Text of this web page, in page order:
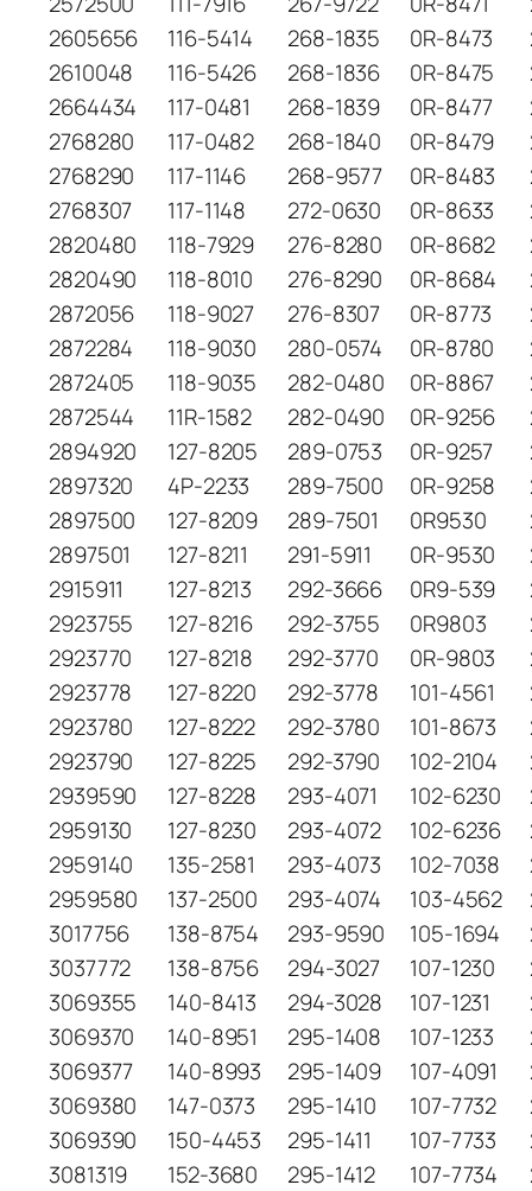
2605656
116-5414 268-1835 0R-8473
2610048
116-5426 268-1836 0R-8475
2664434
117-0481 268-1839 0R-8477
2768280
117-0482 268-1840 0R-8479
2768290
117-1146 268-9577 0R-8483
2768307
117-1148 272-0630 0R-8633
2820480
118-7929 276-8280 0R-8682
2820490
118-8010 276-8290 0R-8684
2872056
118-9027 276-8307 0R-8773
2872284
118-9030 280-0574 0R-8780
2872405
118-9035 282-0480 0R-8867
2872544
11R-1582 282-0490 0R-9256
2894920
127-8205 289-0753 0R-9257
2897320
4P-2233 289-7500 0R-9258
2897500
127-8209 289-7501 0R9530
2897501
127-8211 291-5911 0R-9530
2915911
127-8213 292-3666 0R9-539
2923755
127-8216 292-3755 0R9803
2923770
127-8218 292-3770 0R-9803
2923778
127-8220 292-3778 101-4561
2923780
127-8222 292-3780 101-8673
2923790
127-8225 292-3790 102-2104
2939590
127-8228 293-4071 102-6230
2959130
127-8230 293-4072 102-6236
2959140
135-2581 293-4073 102-7038
2959580
137-2500 293-4074 103-4562
3017756
138-8754 293-9590 105-1694
3037772
138-8756 294-3027 107-1230
3069355
140-8413 294-3028 107-1231
3069370
140-8951 295-1408 107-1233
3069377
140-8993 295-1409 107-4091
3069380
147-0373 295-1410 107-7732
3069390
150-4453 295-1411 107-7733
3081319
152-3680 295-1412 107-7734